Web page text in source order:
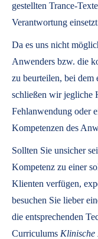
gestellten Trance-
Verantwortung
Da es uns nicht
Anwenders bzw. die
zu beurteilen, bei dem
schließen wir jegliche
Fehlanwendung oder
Kompetenzen des
Sollten Sie unsicher
Kompetenz zu einer
Klienten verfügen,
besuchen Sie lieber
die entsprechenden
Curriculums Klinische